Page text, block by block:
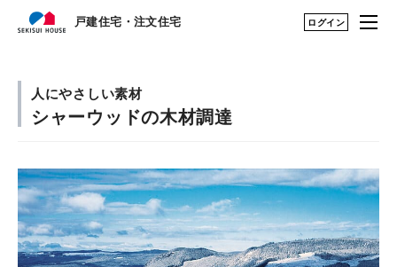
戸建住宅・注文住宅 ログイン
戸建住宅・注文住宅
展示場・土地をさが
建築実例・アイデア
を見つける
構法・性能を知る
構法（木造・鉄骨）を知る
鉄骨（1・2階建て）
鉄骨（3・4階建て）
人にやさしい素材
シャーウッドの木材調達